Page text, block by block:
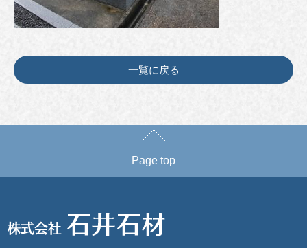
一覧に戻る
Page top